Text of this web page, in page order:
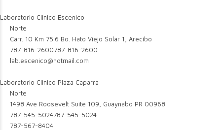
Laboratorio Clinico Escenico
Norte
Carr. 10 Km 75.6 Bo. Hato Viejo Solar 1, Arecibo
787-816-2600787-816-2600
lab.escenico@hotmail.com
Laboratorio Clinico Plaza Caparra
Norte
1498 Ave Roosevelt Suite 109, Guaynabo PR 00968
787-545-5024787-545-5024
787-567-8404